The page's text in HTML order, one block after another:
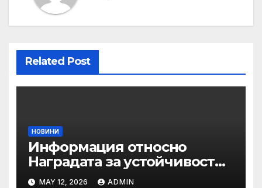
Related Post
НОВИНИ
Информация относно
Наградата за устойчивост
на ОАЕ „Зайед“
MAY 12, 2026 ADMIN